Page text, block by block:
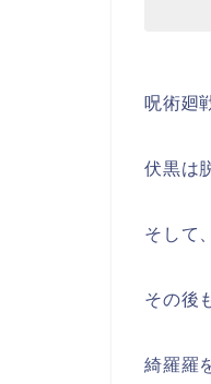
呪術廻
伏黒は
そして
その後
綺羅羅